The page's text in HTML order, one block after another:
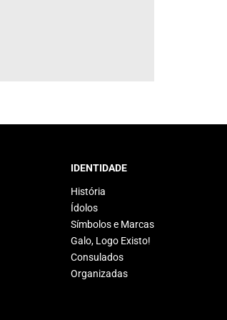
IDENTIDADE
História
Ídolos
Símbolos e Marcas
Galo, Logo Existo!
Consulados
Organizadas